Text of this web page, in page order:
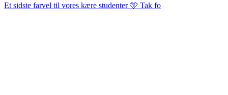
Et sidste farvel til vores kære studenter 🩵 Tak fo